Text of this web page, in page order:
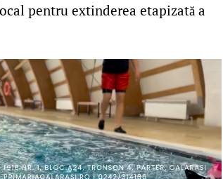
pentru extinderea etapizată a